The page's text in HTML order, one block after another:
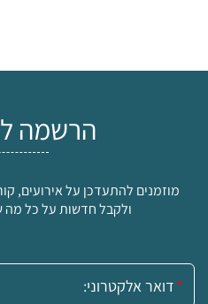
הרשמה
מוזמנים להתעדכן על אירועים,
ולקבל חדשות על כל מה
אימייל: